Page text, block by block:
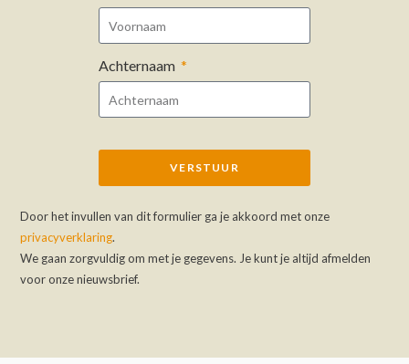
Achternaam
VERSTUUR
l
e
Door het invullen van dit formulier ga je akkoord met onze
privacyverklaring.
We gaan zorgvuldig om met je gegevens. Je kunt je altijd afmelden
voor onze nieuwsbrief.